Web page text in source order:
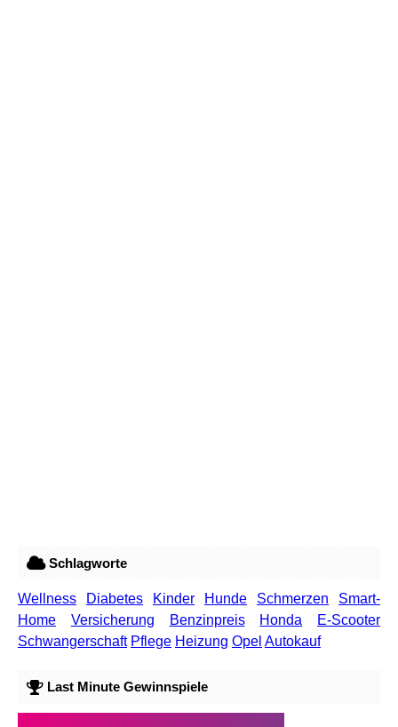
Schlagworte
Wellness Diabetes Kinder Hunde Schmerzen
Smart-
Home
Versicherung Benzinpreis Honda
E-Scooter
Schwangerschaft Pflege Heizung Opel Autokauf
Last Minute Gewinnspiele